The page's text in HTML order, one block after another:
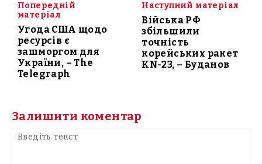
Попередній
матеріал
Угода США щодо
ресурсів є
зашморгом для
України, – The
Telegraph
Наступний матеріал
Війська РФ
збільшили
точність
корейських ракет
KN-23, – Буданов
Залишити коментар